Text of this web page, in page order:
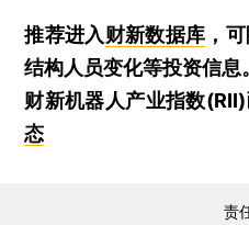
推荐进入财新数据库 ，
结构人员变化等投资信息。
财新机器人产业指数(RII)
态
责